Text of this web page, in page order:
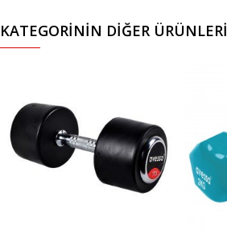
KATEGORININ DIĞER ÜRÜNLERI